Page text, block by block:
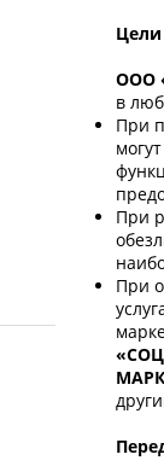
ООО
в
При
При
При